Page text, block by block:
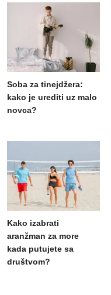
Soba za tinejdžera:
kako je urediti uz malo
novca?
Kako izabrati
aranžman za more
kada putujete sa
društvom?